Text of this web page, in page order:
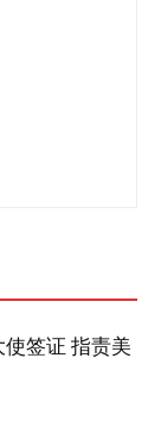
签证 指责美